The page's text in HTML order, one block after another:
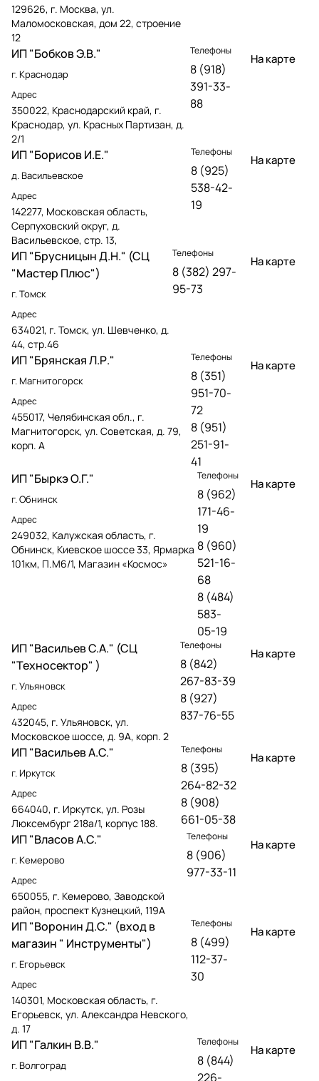
129626, г. Москва, ул.
Маломосковская, дом 22, строение
12
ИП "Бобков Э.В."
г. Краснодар
Адрес
350022, Краснодарский край, г.
Краснодар, ул. Красных Партизан, д.
2/1
Телефоны
8 (918)
391-33-
88
На карте
ИП "Борисов И.Е."
д. Васильевское
Адрес
142277, Московская область,
Серпуховский округ, д.
Васильевское, стр. 13,
Телефоны
8 (925)
538-42-
19
На карте
ИП "Брусницын Д.Н." (СЦ
"Мастер Плюс")
г. Томск
Адрес
634021, г. Томск, ул. Шевченко, д.
44, стр.46
Телефоны
8 (382) 297-
95-73
На карте
ИП "Брянская Л.Р."
г. Магнитогорск
Адрес
455017, Челябинская обл., г.
Магнитогорск, ул. Советская, д. 79,
корп. А
Телефоны
8 (351)
951-70-
72
8 (951)
251-91-
41
На карте
ИП "Быркэ О.Г."
г. Обнинск
Адрес
249032, Калужская область, г.
Обнинск, Киевское шоссе 33, Ярмарка
101км, П.М6/1, Магазин «Космос»
Телефоны
8 (962)
171-46-
19
8 (960)
521-16-
68
8 (484)
583-
05-19
На карте
ИП "Васильев С.А." (СЦ
"Техносектор" )
г. Ульяновск
Адрес
432045, г. Ульяновск, ул.
Московское шоссе, д. 9А, корп. 2
Телефоны
8 (842)
267-83-39
8 (927)
837-76-55
На карте
ИП "Васильев А.С."
г. Иркутск
Адрес
664040, г. Иркутск, ул. Розы
Люксембург 218а/1, корпус 188.
Телефоны
8 (395)
264-82-32
8 (908)
661-05-38
На карте
ИП "Власов А.С."
г. Кемерово
Адрес
650055, г. Кемерово, Заводской
район, проспект Кузнецкий, 119А
Телефоны
8 (906)
977-33-11
На карте
ИП "Воронин Д.С." (вход в
магазин " Инструменты")
г. Егорьевск
Адрес
140301, Московская область, г.
Егорьевск, ул. Александра Невского,
д. 17
Телефоны
8 (499)
112-37-
30
На карте
ИП "Галкин В.В."
г. Волгоград
Телефоны
8 (844)
226-
На карте